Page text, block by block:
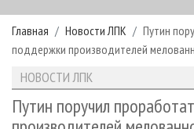
РУБРИКИ И ТЕМЫ
РУБРИКИ ЖУРНАЛА
ЛЕСОЗАГОТОВКА
ЛЕСОПИЛЕНИЕ
НОВОСТИ
НОВОСТИ ЛПК
НОВОСТИ ЖУРНАЛА
ПРОЕКТЫ ЛПИ
АНАЛИТИКА
ПРЕДПРИЯТИЯ ЛПК
АРХИВ ЖУРНАЛОВ
О ЖУРНАЛЕ
Главная Новости ЛПК
Путин
поддержки производителей
НОВОСТИ ЛПК
Путин поручил